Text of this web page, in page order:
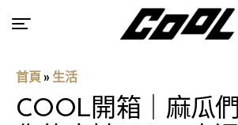
首頁 » 生活
COOL開箱｜麻瓜